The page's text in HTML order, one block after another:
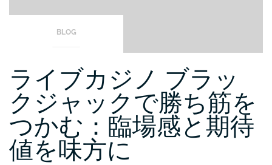
BLOG
ライブカジノ ブラッ
クジャックで勝ち筋を
つかむ：臨場感と期待
値を味方に